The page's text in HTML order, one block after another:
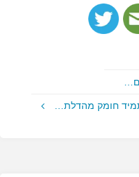
חומק מהדלת…